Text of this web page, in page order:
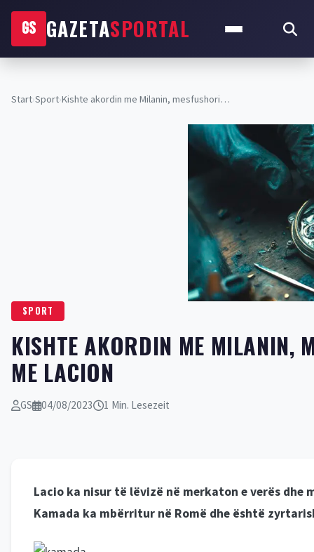
GS GAZETASPORTAL
Start›Sport›Kishte akordin me Milanin, mesfushori…
SPORT
KISHTE AKORDIN ME MILANIN,
ME LACION
GS 04/08/2023 1 Min. Lesezeit
Lacio ka nisur të lëvizë në merkaton e verës dhe
Kamada ka mbërritur në Romë dhe është